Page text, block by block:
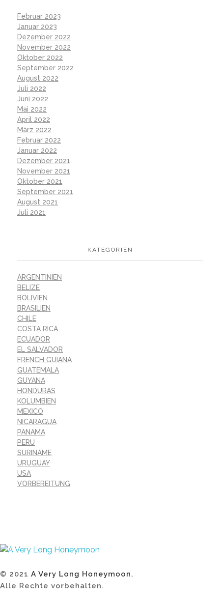
Februar 2023
Januar 2023
Dezember 2022
November 2022
Oktober 2022
September 2022
August 2022
Juli 2022
Juni 2022
Mai 2022
April 2022
März 2022
Februar 2022
Januar 2022
Dezember 2021
November 2021
Oktober 2021
September 2021
August 2021
Juli 2021
KATEGORIEN
ARGENTINIEN
BELIZE
BOLIVIEN
BRASILIEN
CHILE
COSTA RICA
ECUADOR
EL SALVADOR
FRENCH GUIANA
GUATEMALA
GUYANA
HONDURAS
KOLUMBIEN
MEXICO
NICARAGUA
PANAMA
PERU
SURINAME
URUGUAY
USA
VORBEREITUNG
© 2021 A Very Long Honeymoon.
Alle Rechte vorbehalten.